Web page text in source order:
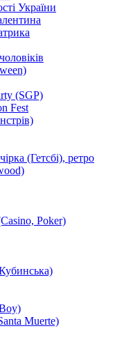
України
(SGP)
Fest
(Гетсбі), ретро
Poker)
Muerte)